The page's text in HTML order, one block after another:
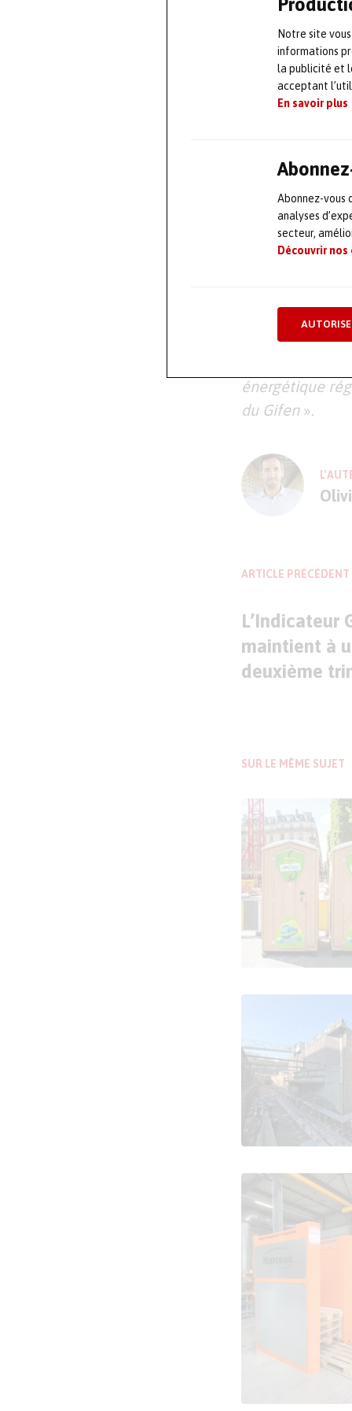
Notre site
informations
la publicité et
acceptant
En savoir plus
Abonnez-vous
analyses
secteur,
Découvrir
Filiale
regroupe un
de
nucléaire,
de formation.
fortement à
France, précise
énergétique
du Gifen ».
ARTICLE PRÉCÉDENT
L’Indicateur
maintient à
deuxième
SUR LE MÊME SUJET